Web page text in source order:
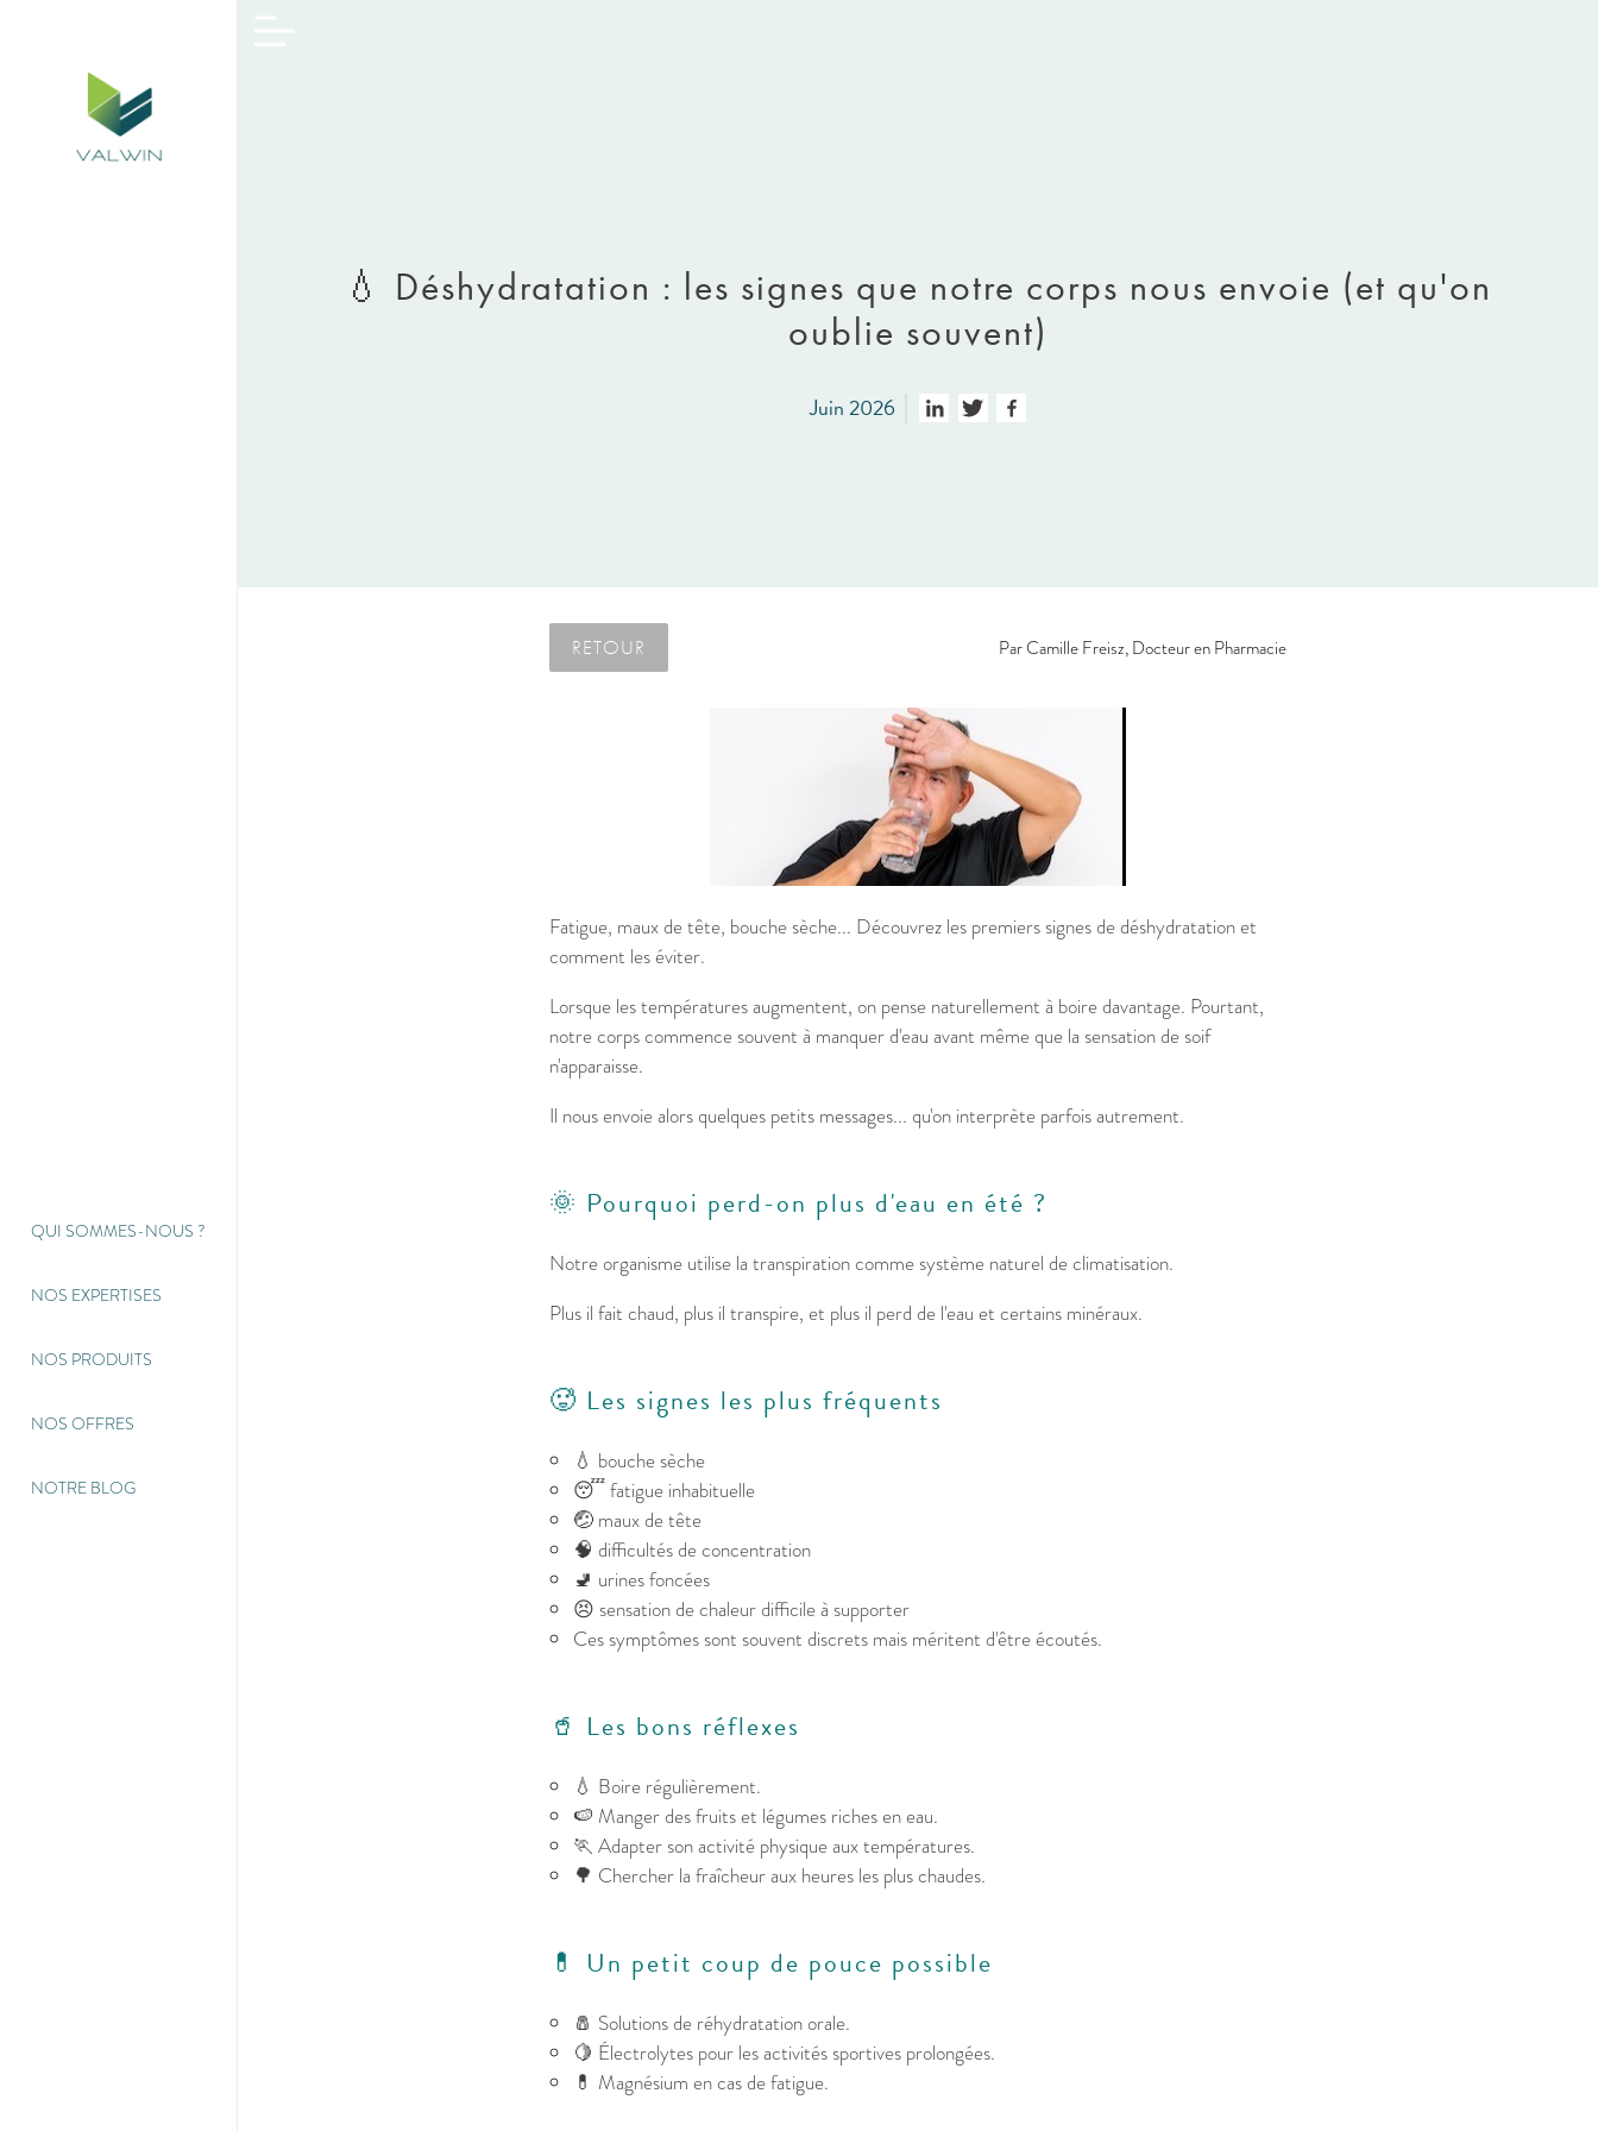
💧 Déshydratation : les signes que notre corps nous envoie (et qu'on
oublie souvent)
Juin 2026
RETOUR ParCamille Freisz, Docteur en Pharmacie
Fatigue, maux de tête, bouche sèche... Découvrez les premiers signes de déshydratation et
comment les éviter.
Lorsque les températures augmentent, on pense naturellement à boire davantage. Pourtant,
notre corps commence souvent à manquer d'eau avant même que la sensation de soif
n'apparaisse.
Il nous envoie alors quelques petits messages... qu'on interprète parfois autrement.
🌞 Pourquoi perd-on plus d'eau en été ?
Notre organisme utilise la transpiration comme système naturel de climatisation.
Plus il fait chaud, plus il transpire, et plus il perd de l'eau et certains minéraux.
🥵 Les signes les plus fréquents
💧 bouche sèche
😴 fatigue inhabituelle
🤕 maux de tête
🧠 difficultés de concentration
🚽 urines foncées
😣 sensation de chaleur difficile à supporter
Ces symptômes sont souvent discrets mais méritent d'être écoutés.
🥤 Les bons réflexes
💧 Boire régulièrement.
🍉 Manger des fruits et légumes riches en eau.
🏃 Adapter son activité physique aux températures.
🌳 Chercher la fraîcheur aux heures les plus chaudes.
💊 Un petit coup de pouce possible
🧂 Solutions de réhydratation orale.
🍋 Électrolytes pour les activités sportives prolongées.
💊 Magnésium en cas de fatigue.
QUI SOMMES-NOUS ?
NOS EXPERTISES
NOS PRODUITS
NOS OFFRES
NOTRE BLOG